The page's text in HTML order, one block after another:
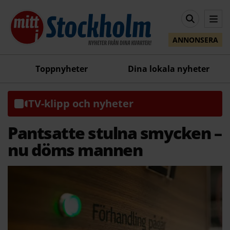
ANNONSERA
Toppnyheter Dina lokala nyheter
TV-klipp och nyheter
Pantsatte stulna smycken –
nu döms mannen